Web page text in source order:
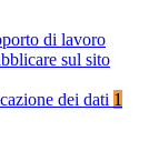
di lavoro
sul sito
dei dati 1